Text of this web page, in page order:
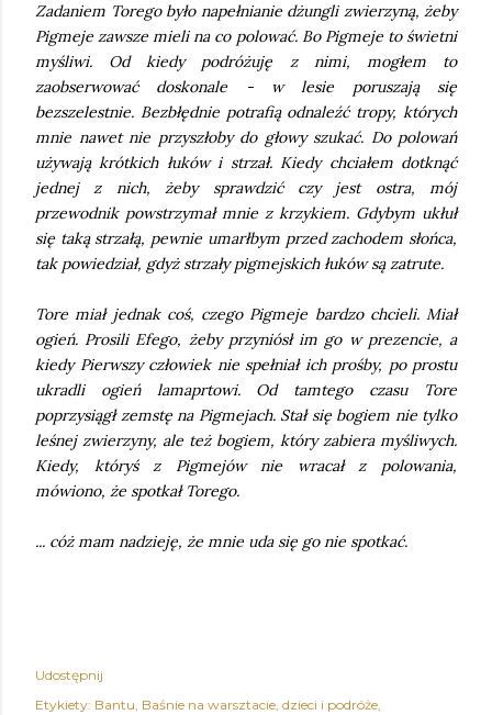
Zadaniem Torego było napełnianie dżungli zwierzyną, żeby
Pigmeje zawsze mieli na co polować. Bo Pigmeje to świetni
myśliwi. Od kiedy podróżuję z nimi, mogłem to
zaobserwować doskonale - w lesie poruszają się
bezszelestnie. Bezbłędnie potrafią odnaleźć tropy, których
mnie nawet nie przyszłoby do głowy szukać. Do polowań
używają krótkich łuków i strzał. Kiedy chciałem dotknąć
jednej z nich, żeby sprawdzić czy jest ostra, mój
przewodnik powstrzymał mnie z krzykiem. Gdybym ukłuł
się taką strzałą, pewnie umarłbym przed zachodem słońca,
tak powiedział, gdyż strzały pigmejskich łuków są zatrute.
Tore miał jednak coś, czego Pigmeje bardzo chcieli. Miał
ogień. Prosili Efego, żeby przyniósł im go w prezencie, a
kiedy Pierwszy człowiek nie spełniał ich prośby, po prostu
ukradli ogień lamaprtowi. Od tamtego czasu Tore
poprzysiągł zemstę na Pigmejach. Stał się bogiem nie tylko
leśnej zwierzyny, ale też bogiem, który zabiera myśliwych.
Kiedy, któryś z Pigmejów nie wracał z polowania,
mówiono, że spotkał Torego.
... cóż mam nadzieję, że mnie uda się go nie spotkać.
Udostępnij
Etykiety: Bantu Baśnie na warsztacie dzieci i podróże